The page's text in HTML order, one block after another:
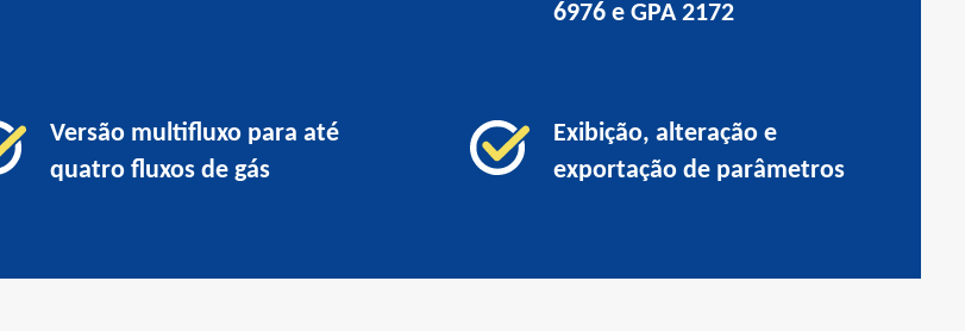
6976 e GPA 2172
Versão multifluxo para até
quatro fluxos de gás
Exibição, alteração e
exportação de parâmetros